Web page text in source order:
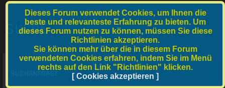
SUCHE
Dieses Forum verwendet Cookies, um Ihnen die
beste und relevanteste Erfahrung zu bieten. Um
dieses Forum nutzen zu können, müssen Sie diese
Richtlinien akzeptieren.
Sie können mehr über die in diesem Forum
verwendeten Cookies erfahren, indem Sie im Menü
rechts auf den Link "Richtlinien" klicken.
[ Cookies akzeptieren ]